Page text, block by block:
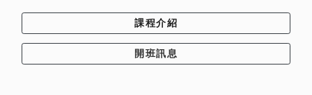
課程介紹
開班訊息